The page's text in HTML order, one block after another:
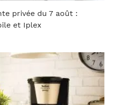
privée du 7 août :
et Iplex